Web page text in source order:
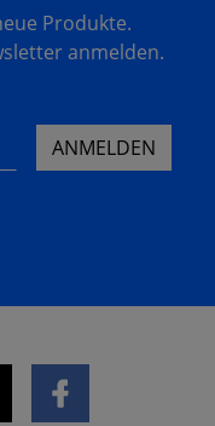
Produkte.
anmelden.
ANMELDEN